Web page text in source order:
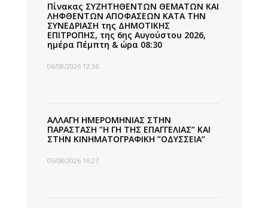
Πίνακας ΣΥΖΗΤΗΘΕΝΤΩΝ ΘΕΜΑΤΩΝ ΚΑΙ
ΛΗΦΘΕΝΤΩΝ ΑΠΟΦΑΣΕΩΝ ΚΑΤΑ ΤΗΝ
ΣΥΝΕΔΡΙΑΣΗ της ΔΗΜΟΤΙΚΗΣ
ΕΠΙΤΡΟΠΗΣ, της 6ης Αυγούστου 2026,
ημέρα Πέμπτη & ώρα 08:30
06/08/2026 12:36
ΑΛΛΑΓΗ ΗΜΕΡΟΜΗΝΙΑΣ ΣΤΗΝ
ΠΑΡΑΣΤΑΣΗ ”Η ΓΗ ΤΗΣ ΕΠΑΓΓΕΛΙΑΣ” ΚΑΙ
ΣΤΗΝ ΚΙΝΗΜΑΤΟΓΡΑΦΙΚΗ ”ΟΔΥΣΣΕΙΑ”
05/08/2026 16:27